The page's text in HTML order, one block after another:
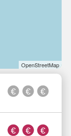
OpenStreetMap